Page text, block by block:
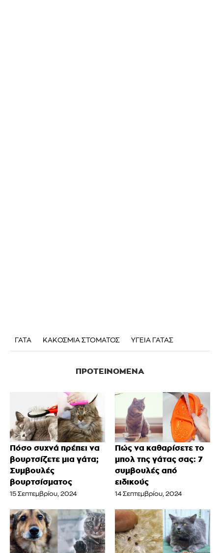
ΓΑΤΑ ΚΑΚΟΣΜΙΑ ΣΤΟΜΑΤΟΣ ΥΓΕΙΑ ΓΑΤΑΣ
ΠΡΟΤΕΙΝΌΜΕΝΑ
Πόσο συχνά πρέπει να
βουρτσίζετε μια γάτα;
Συμβουλές
βουρτσίσματος
15 Σεπτεμβρίου, 2024
Πώς να καθαρίσετε το
μπολ της γάτας σας: 7
συμβουλές από
ειδικούς
14 Σεπτεμβρίου, 2024